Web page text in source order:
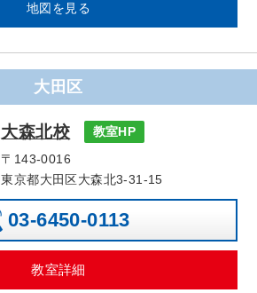
地図を見る
大田区
大森北校
教室HP
〒143-0016
東京都大田区大森北3-31-15
03-6450-0113
教室詳細